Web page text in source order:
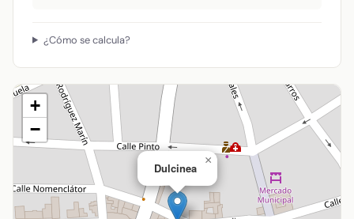
¿Cómo se calcula?
Dulcinea
×
+
−